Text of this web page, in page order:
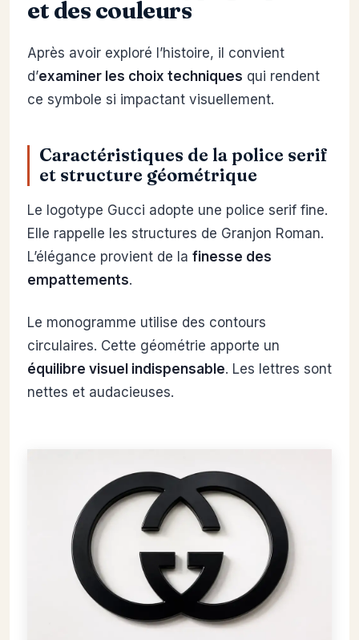
et des couleurs
Après avoir exploré l’histoire, il convient
d’examiner les choix techniques qui rendent
ce symbole si impactant visuellement.
Caractéristiques de la police serif
et structure géométrique
Le logotype Gucci adopte une police serif fine.
Elle rappelle les structures de Granjon Roman.
L’élégance provient de la finesse des
empattements.
Le monogramme utilise des contours
circulaires. Cette géométrie apporte un
équilibre visuel indispensable. Les lettres sont
nettes et audacieuses.